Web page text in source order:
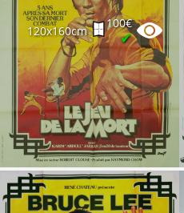
120x160cm
100€
✔